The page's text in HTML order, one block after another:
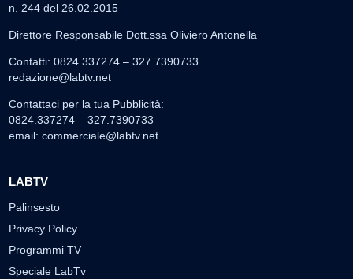
n. 244 del 26.02.2015
Direttore Responsabile Dott.ssa Oliviero Antonella
Contatti: 0824.337274 – 327.7390733
redazione@labtv.net
Contattaci per la tua Pubblicità:
0824.337274 – 327.7390733
email: commerciale@labtv.net
LABTV
Palinsesto
Privacy Policy
Programmi TV
Speciale LabTv